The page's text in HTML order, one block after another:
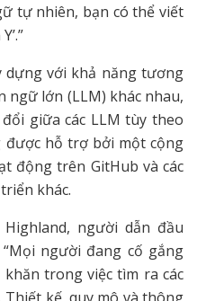
tự nhiên, bạn có thể viết
dựng với khả năng tương
ngữ lớn (LLM) khác nhau,
giữa các LLM tùy theo
được hỗ trợ bởi một cộng
động trên GitHub và các
khác.
người dẫn đầu
người đang cố gắng
trong việc tìm ra các